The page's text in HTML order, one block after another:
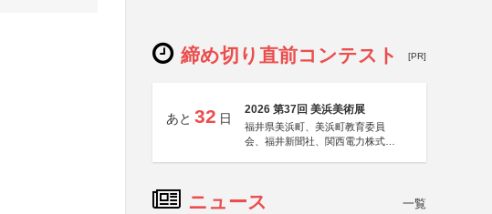
締め切り直前コンテスト [PR]
あと 32 日
2026 第37回 美浜美術展
福井県美浜町、美浜町教育委員
会、福井新聞社、関西電力株式会
ニュース 一覧